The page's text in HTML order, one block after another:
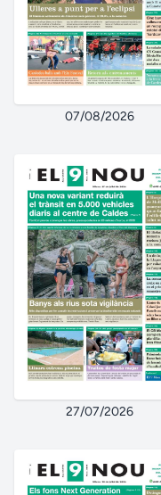
07/08/2026
27/07/2026